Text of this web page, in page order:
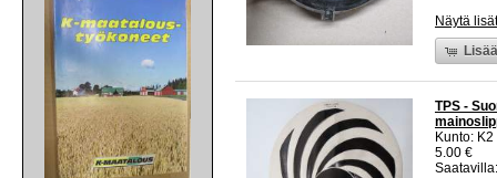
Näytä
TPS -
Kunto:
5.00 €